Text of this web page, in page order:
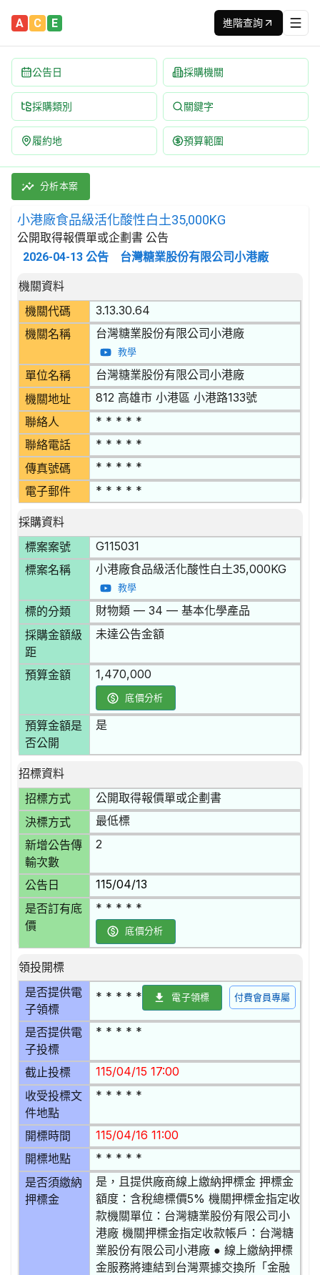
A C E 進階查詢
公告日 採購機關
採購類別 關鍵字
履約地 預算範圍
小港廠食品級活化酸性白土35,000KG 招標公告 | 案號：
採購類別：財物類 基本化學產品 | 招標方式：公開取得報
分析本案
小港廠食品級活化酸性白土35,000KG
公開取得報價單或企劃書 公告
2026-04-13 公告 台灣糖業股份有限公司小港廠
招標公告詳細內容
機關資料
機關代碼
3.13.30.64
機關名稱 台灣糖業股份有限公司小港廠
教學
單位名稱 台灣糖業股份有限公司小港廠
機關地址 812 高雄市 小港區 小港路133號
聯絡人 * * * * *
聯絡電話 * * * * *
傳真號碼 * * * * *
電子郵件 * * * * *
採購資料
標案案號
G115031
標案名稱 小港廠食品級活化酸性白土35,000KG
教學
標的分類 財物類 — 34 — 基本化學產品
採購金額級
距
未達公告金額
預算金額 1,470,000
底價分析
預算金額是
否公開
是
招標資料
招標方式
公開取得報價單或企劃書
決標方式 最低標
新增公告傳
輸次數
2
公告日 115/04/13
是否訂有底
價
* * * * *
底價分析
領投開標
是否提供電
子領標
* * * * * 電子領標 付費會員專屬
是否提供電
子投標
* * * * *
截止投標 115/04/15 17:00
收受投標文
件地點
* * * * *
開標時間 115/04/16 11:00
開標地點 * * * * *
是否須繳納
押標金
是，且提供廠商線上繳納押標金 押標金
額度：含稅總標價5% 機關押標金指定收
款機關單位：台灣糖業股份有限公司小
港廠 機關押標金指定收款帳戶：台灣糖
業股份有限公司小港廠 ● 線上繳納押標
金服務將連結到台灣票據交換所「金融